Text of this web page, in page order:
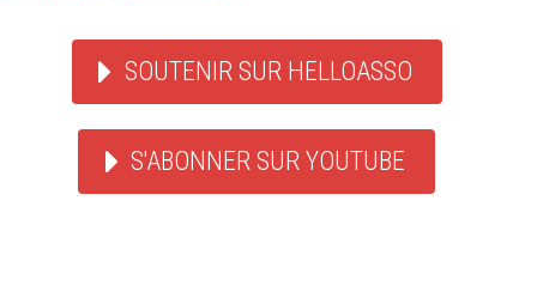
SOUTENIR SUR HELLOASSO
S'ABONNER SUR YOUTUBE